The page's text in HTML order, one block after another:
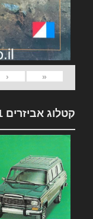
«
‹
קטלוג אביזרים 1981 Jeep